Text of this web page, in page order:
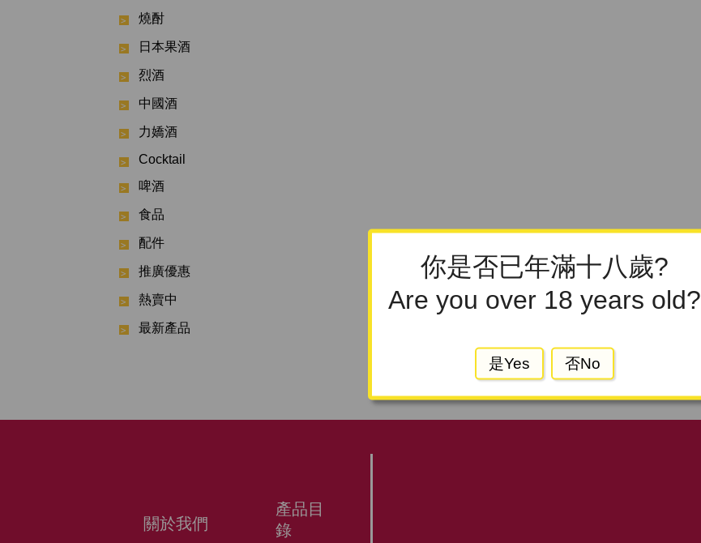
你是否已年滿十八歲?
Are you over 18 years old?
是Yes 否No
燒酎
日本果酒
烈酒
中國酒
力嬌酒
Cocktail
啤酒
食品
配件
推廣優惠
熱賣中
最新產品
關於我們
產品目
錄